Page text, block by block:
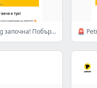
ЧЕРНИЯТ ПЕТЪК в Petmall.bg започна! Побързай >